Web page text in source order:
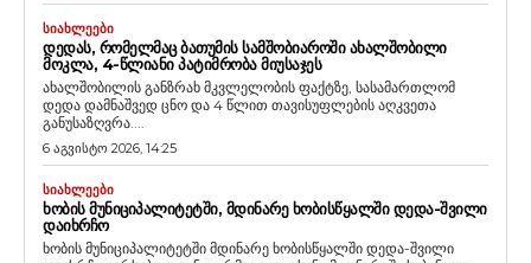
ᲡᲘᲐᲮᲚᲔᲔᲑᲘ
ᲓᲔᲓᲐᲡ, ᲠᲝᲛᲔᲚᲛᲐᲪ ᲑᲐᲗᲣᲛᲘᲡ ᲡᲐᲛᲨᲝᲑᲘᲐᲠᲝᲨᲘ ᲐᲮᲐᲚᲨᲝᲑᲘᲚᲘ
ᲛᲝᲙᲚᲐ, 4-ᲬᲚᲘᲐᲜᲘ ᲞᲐᲢᲘᲛᲠᲝᲑᲐ ᲛᲘᲣᲡᲐᲯᲔᲡ
ახალშობილის განზრახ მკვლელობის ფაქტზე, სასამართლომ
დედა დამნაშვედ ცნო და 4 წლით თავისუფლების აღკვეთა
განუსაზღვრა....
6 აგვისტო 2026, 14:25
ᲡᲘᲐᲮᲚᲔᲔᲑᲘ
ᲮᲝᲑᲘᲡ ᲛᲣᲜᲘᲪᲘᲞᲐᲚᲘᲢᲔᲢᲨᲘ, ᲛᲓᲘᲜᲐᲠᲔ ᲮᲝᲑᲘᲡᲬᲧᲐᲚᲨᲘ ᲓᲔᲓᲐ-ᲨᲕᲘᲚᲘ
ᲓᲐᲘᲮᲠᲩᲝ
ხობის მუნიციპალიტეტში მდინარე ხობისწყალში დედა-შვილი